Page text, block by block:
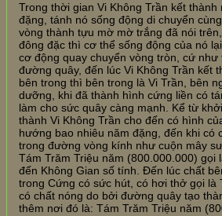
Trong thời gian Vi Không Trần kết
đặng, tánh nó sống động di chuyển
vòng thành tựu mờ mờ trắng đã nói
đông đặc thì cơ thể sống động của nó
cơ động quay chuyển vòng tròn, cứ như
đường quây, đến lúc Vi Không Trần kết
bên trong thì bên trong là Vi Trần, bên
dưỡng, khi đã thành hình cứng liền có
làm cho sức quây càng mạnh. Kể từ
thành Vi Không Trần cho đến có hình
hướng bao nhiêu năm đặng, đến khi có
trong đường vòng kính như cuộn mây
Tám Trăm Triệu năm (800.000.000) gọi
đến Không Gian số tính. Đến lúc chất
trong Cứng có sức hút, có hơi thở gọi là
có chất nóng do bởi đường quây tạo
thêm nơi đó là: Tám Trăm Triệu năm